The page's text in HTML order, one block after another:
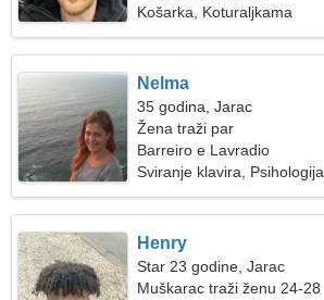
Košarka, Koturaljkama
Nelma
35 godina, Jarac
Žena traži par
Barreiro e Lavradio
Sviranje klavira, Psihologija
Henry
Star 23 godine, Jarac
Muškarac traži ženu 24-28